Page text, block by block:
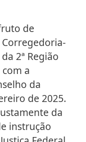
de
2ª Região
a
da
de 2025.
da
instrução